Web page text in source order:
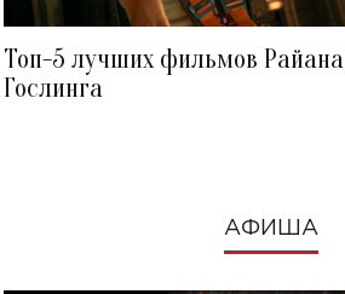
Топ-5 лучших фильмов Райана
Гослинга
АФИША